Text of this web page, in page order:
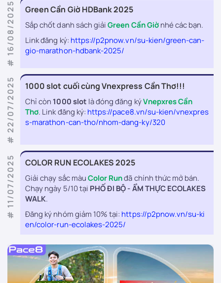
# 16/08/2025 Green Cần Giờ HDBank 2025
Sắp chốt danh sách giảiGreen Cần Giờnhé các bạn.
Link đăng ký: https://p2pnow.vn/su-kien/green-can-
gio-marathon-hdbank-2025/
# 22/07/2025 1000 slot cuối cùng Vnexpress Cần Thơ!!!
Chỉ còn 1000 slot là đóng đăng kýVnepxres Cần
Thơ. Link đăng ký: https://pace8.vn/su-kien/vnexpres
s-marathon-can-tho/nhom-dang-ky/320
# 11/07/2025 COLOR RUN ECOLAKES 2025
Giải chạy sắc màuColor Runđã chính thức mở bán.
Chạy ngày 5/10 tại PHỐ ĐI BỘ - ẨM THỰC ECOLAKES
WALK.
Đăng ký nhóm giảm 10% tại: https://p2pnow.vn/su-ki
en/color-run-ecolakes-2025/